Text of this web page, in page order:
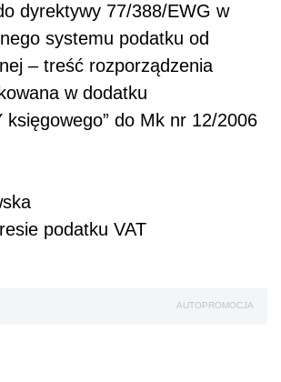
dyrektywy 77/388/EWG w
systemu podatku od
– treść rozporządzenia
w dodatku
księgowego” do Mk nr 12/2006
podatku VAT
AUTOPROMOCJA